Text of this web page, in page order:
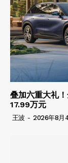
叠加六重大礼
17.99万元
王波 - 2026年8月